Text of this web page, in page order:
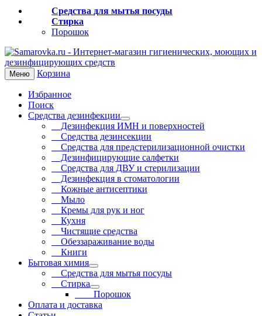
Средства для мытья посуды
Стирка
Порошок
Меню Корзина
Избранное
Поиск
Средства дезинфекции
Дезинфекция ИМН и поверхностей
Средства дезинсекции
Средства для предстерилизационной очистки
Дезинфицирующие салфетки
Средства для ДВУ и cтерилизации
Дезинфекция в стоматологии
Кожные антисептики
Мыло
Кремы для рук и ног
Кухня
Чистящие средства
Обеззараживание воды
Книги
Бытовая химия
Средства для мытья посуды
Стирка
Порошок
Оплата и доставка